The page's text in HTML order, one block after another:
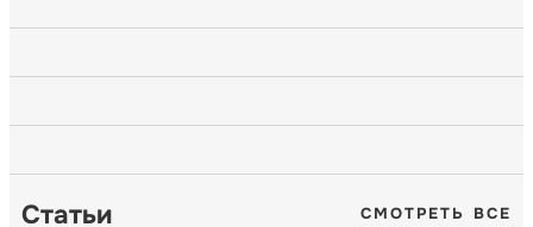
Статьи СМОТРЕТЬ ВСЕ